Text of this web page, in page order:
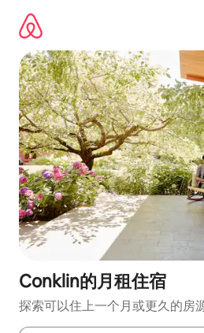
Conklin的月租住宿
探索可以住上一个月或更久的房